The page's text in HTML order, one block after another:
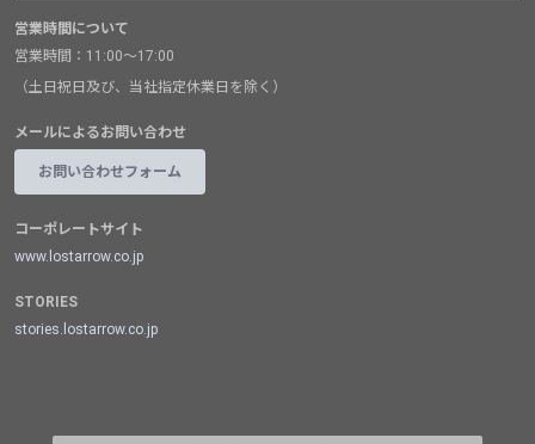
営業時間について
営業時間：11:00～17:00
（土日祝日及び、当社指定休業日を除く）
メールによるお問い合わせ
お問い合わせフォーム
コーポレートサイト
www.lostarrow.co.jp
STORIES
stories.lostarrow.co.jp